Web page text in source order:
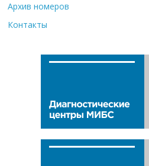
Архив номеров
Контакты